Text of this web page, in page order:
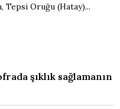
Tepsi Oruğu (Hatay)...
şıklık sağlamanın